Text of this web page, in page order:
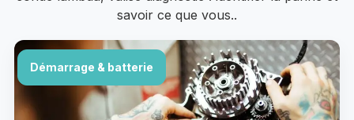
savoir ce que vous..
Démarrage & batterie